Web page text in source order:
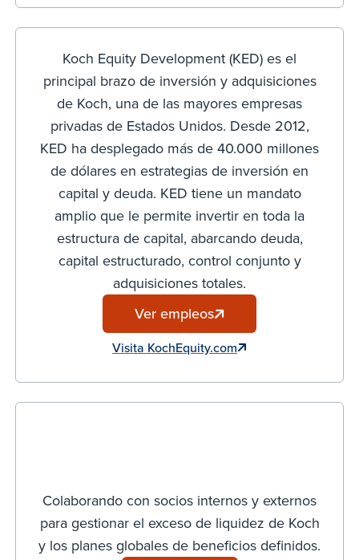
Koch Equity Development (KED) es el
principal brazo de inversión y adquisiciones
de Koch, una de las mayores empresas
privadas de Estados Unidos. Desde 2012,
KED ha desplegado más de 40.000 millones
de dólares en estrategias de inversión en
capital y deuda. KED tiene un mandato
amplio que le permite invertir en toda la
estructura de capital, abarcando deuda,
capital estructurado, control conjunto y
adquisiciones totales.
Ver empleos
Visita KochEquity.com
Colaborando con socios internos y externos
para gestionar el exceso de liquidez de Koch
y los planes globales de beneficios definidos.